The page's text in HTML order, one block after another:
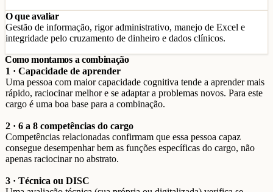
O que avaliar
Gestão de informação, rigor administrativo, manejo de Excel e
integridade pelo cruzamento de dinheiro e dados clínicos.
Como montamos a combinação
1 · Capacidade de aprender
Uma pessoa com maior capacidade cognitiva tende a aprender mais
rápido, raciocinar melhor e se adaptar a problemas novos. Para este
cargo é uma boa base para a combinação.
2 · 6 a 8 competências do cargo
Competências relacionadas confirmam que essa pessoa capaz
consegue desempenhar bem as funções específicas do cargo, não
apenas raciocinar no abstrato.
3 · Técnica ou DISC